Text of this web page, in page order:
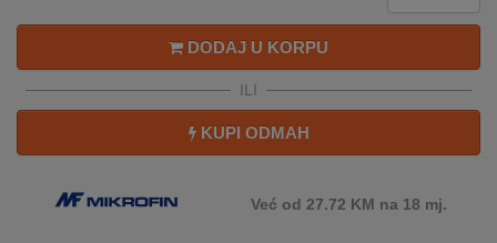
NA
DODAJ U KORPU
ILI
KUPI ODMAH
Već od 27.72 KM na 18 mj.